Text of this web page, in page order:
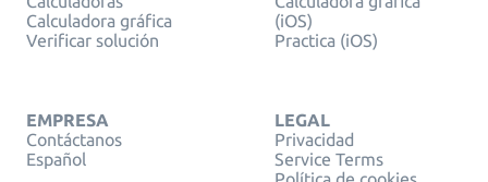
Calculadora gráfica
Verificar solución
(iOS)
Practica (iOS)
EMPRESA
Contáctanos
Español
LEGAL
Privacidad
Service Terms